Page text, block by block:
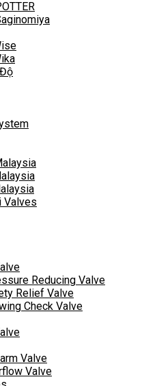
Valves
Reducing Valve
Relief Valve
Check Valve
Valve
Valve